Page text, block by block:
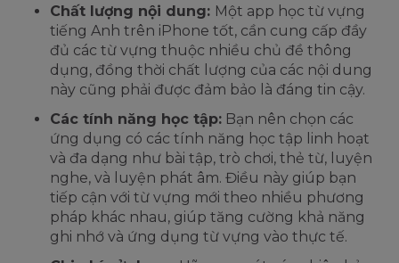
Chất lượng nội dung: Một app học từ vựng
tiếng Anh trên iPhone tốt, cần cung cấp đầy
đủ các từ vựng thuộc nhiều chủ đề thông
dụng, đồng thời chất lượng của các nội dung
này cũng phải được đảm bảo là đáng tin cậy.
Các tính năng học tập: Bạn nên chọn các
ứng dụng có các tính năng học tập linh hoạt
và đa dạng như bài tập, trò chơi, thẻ từ, luyện
nghe, và luyện phát âm. Điều này giúp bạn
tiếp cận với từ vựng mới theo nhiều phương
pháp khác nhau, giúp tăng cường khả năng
ghi nhớ và ứng dụng từ vựng vào thực tế.